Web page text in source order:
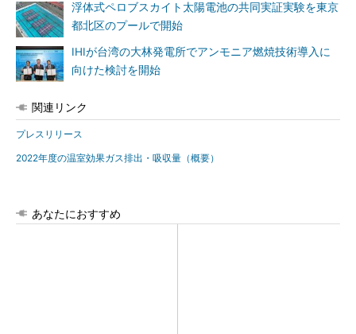
浮体式ペロブスカイト太陽電池の共同実証実験を東京
都北区のプールで開始
IHIが台湾の大林発電所でアンモニア燃焼技術導入に
向けた検討を開始
関連リンク
プレスリリース
2022年度の温室効果ガス排出・吸収量（概要）
あなたにおすすめ